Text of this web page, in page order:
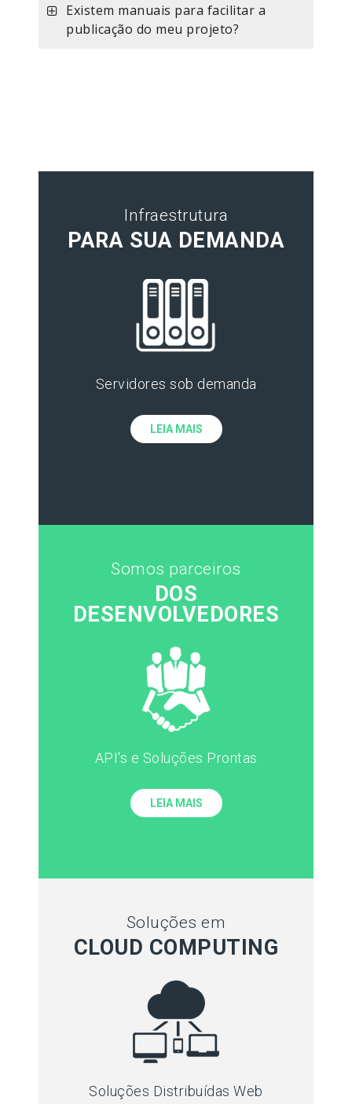
Existem manuais para facilitar a
publicação do meu projeto?
Infraestrutura
PARA SUA DEMANDA
Servidores sob demanda
LEIA MAIS
Somos parceiros
DOS
DESENVOLVEDORES
API's e Soluções Prontas
LEIA MAIS
Soluções em
CLOUD COMPUTING
Soluções Distribuídas Web